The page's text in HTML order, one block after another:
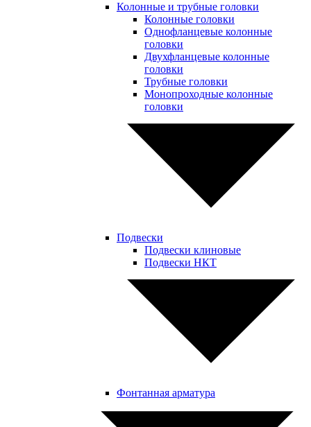
Колонные и трубные головки
Колонные головки
Однофланцевые колонные
головки
Двухфланцевые колонные
головки
Трубные головки
Монопроходные колонные
головки
Подвески
Подвески клиновые
Подвески НКТ
Фонтанная арматура